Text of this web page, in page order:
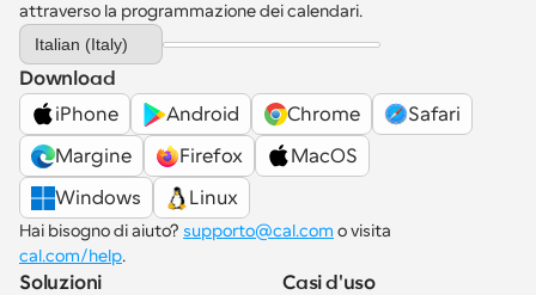
attraverso la programmazione dei calendari.
Select Language
Italian (Italy)
Download
iPhone
Android Chrome
Safari
Margine
Firefox
MacOS
Windows
Linux
Hai bisogno di aiuto? supporto@cal.com
cal.com/help.
Soluzioni
Casi d'uso